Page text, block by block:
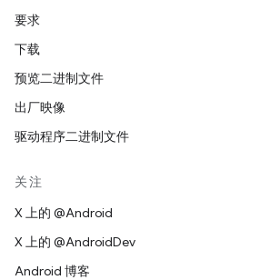
要求
下载
预览二进制文件
出厂映像
驱动程序二进制文件
关注
X 上的 @Android
X 上的 @AndroidDev
Android 博客